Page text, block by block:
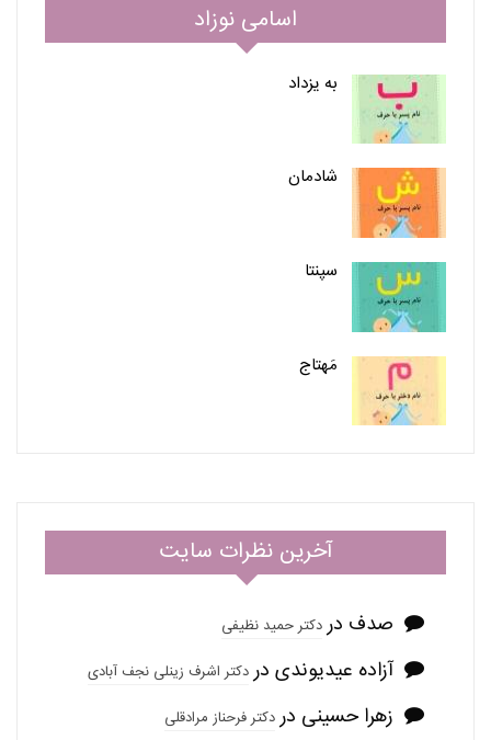
اسامی نوزاد
به یزداد
شادمان
سپنتا
مَهتاج
آخرین نظرات سایت
صدف دردکتر حمید نظیفی
آزاده عیدیوندی دردکتر اشرف زینلی نجف آبادی
زهرا حسینی دردکتر فرحناز مرادقلی